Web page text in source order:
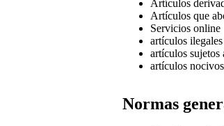
Artículos
Artículos que
Servicios online
artículos
artículos sujetos
artículos
Normas